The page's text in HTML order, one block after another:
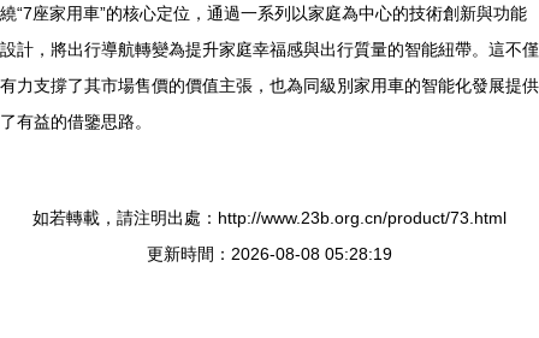
繞“7座家用車”的核心定位，通過一系列以家庭為中心的技術創新與功能
設計，將出行導航轉變為提升家庭幸福感與出行質量的智能紐帶。這不僅
有力支撐了其市場售價的價值主張，也為同級別家用車的智能化發展提供
了有益的借鑒思路。
如若轉載，請注明出處：http://www.23b.org.cn/product/73.html
更新時間：2026-08-08 05:28:19